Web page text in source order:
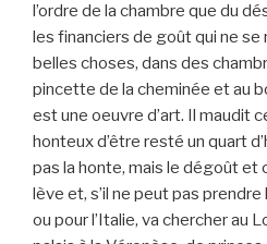
l’ordre de la chambre que du
les financiers de goût qui ne se
belles choses, dans des
pincette de la cheminée et au
est une oeuvre d’art. Il maudit
honteux d’être resté un quart
pas la honte, mais le dégoût et
lève et, s’il ne peut pas
ou pour l’Italie, va chercher au